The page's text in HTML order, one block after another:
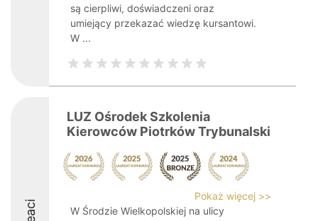
są cierpliwi, doświadczeni oraz
umiejący przekazać wiedzę kursantowi.
W ...
LUZ Ośrodek Szkolenia
Kierowców Piotrków Trybunalski
Pokaż więcej >>
W Środzie Wielkopolskiej na ulicy